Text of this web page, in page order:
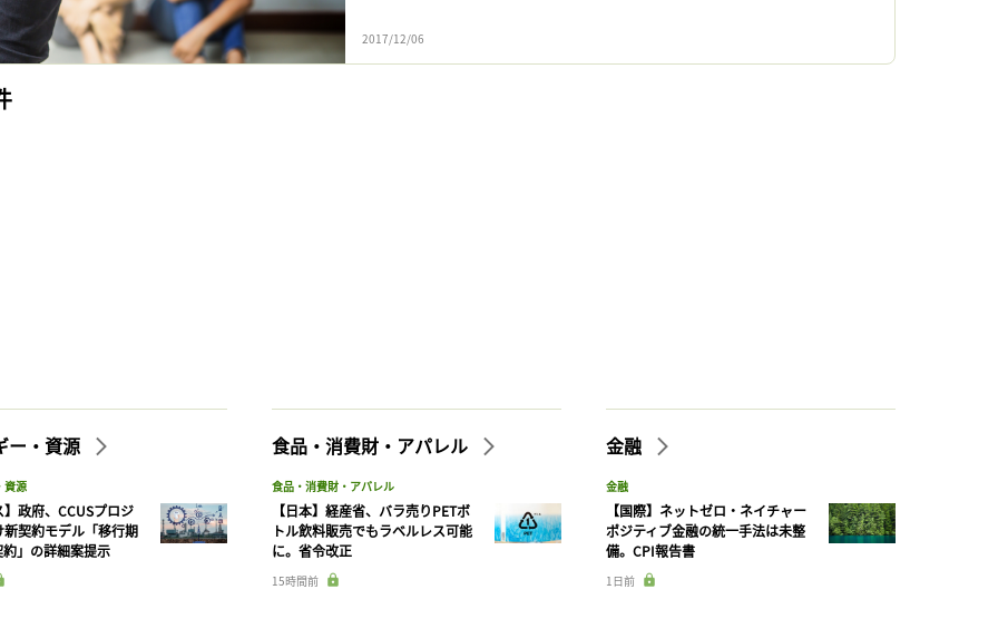
2017/12/06
ー・資源
資源
政府、CCUSプロジ
新契約モデル「移行期
」の詳細案提示
食品・消費財・アパレル
食品・消費財・アパレル
【日本】経産省、バラ売りPETボ
トル飲料販売でもラベルレス可能
に。省令改正
15時間前
金融
金融
【国際】ネットゼロ・ネイチャー
ポジティブ金融の統一手法は未整
備。CPI報告書
1日前